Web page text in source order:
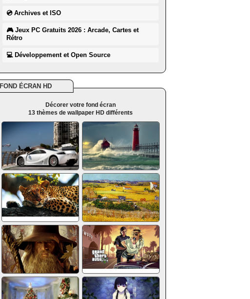
💿 Archives et ISO
🎮 Jeux PC Gratuits 2026 : Arcade, Cartes et
Rétro
💻 Développement et Open Source
FOND ÉCRAN HD
Décorer votre fond écran
13 thèmes de wallpaper HD différents